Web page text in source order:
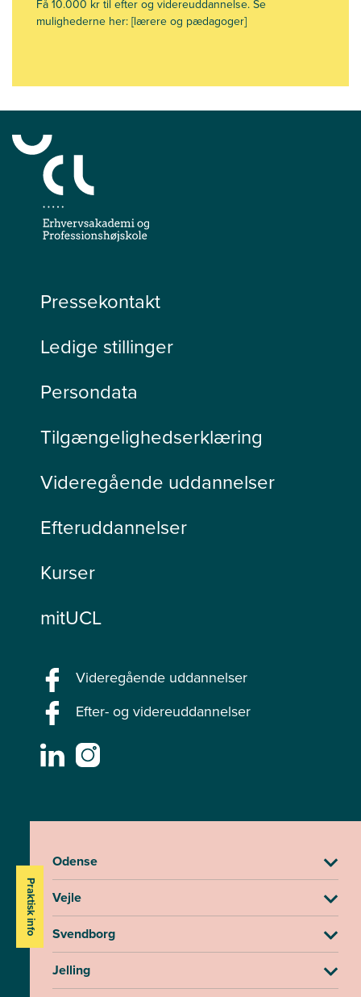
Få 10.000 kr til efter og videreuddannelse. Se
mulighederne her: [lærere og pædagoger]
Pressekontakt
Ledige stillinger
Persondata
Tilgængelighedserklæring
Videregående uddannelser
Efteruddannelser
Kurser
mitUCL
Videregående uddannelser
Efter- og videreuddannelser
Praktisk info
Odense
Vejle
Svendborg
Jelling